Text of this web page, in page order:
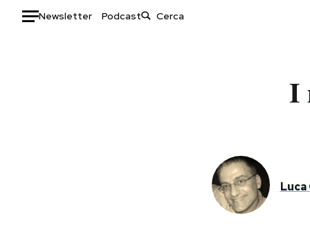
Newsletter Podcast
Storie/Idee
Ok Boomer!
I